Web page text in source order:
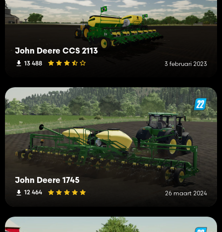
John Deere CCS 2113
13 488 3 februari 2023
John Deere 1745
12 464 26 maart 2024